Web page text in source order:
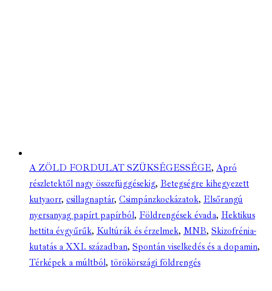
A ZÖLD FORDULAT SZÜKSÉGESSÉGE, Apró
részletektől nagy összefüggésekig, Betegségre kihegyezett
kutyaorr, csillagnaptár, Csimpánzkockázatok, Elsőrangú
nyersanyag papírt papírból, Földrengések évada, Hektikus
hettita évgyűrűk, Kultúrák és érzelmek, MNB, Skizofrénia-
kutatás a XXI. században, Spontán viselkedés és a dopamin,
Térképek a múltból, törökörszági földrengés